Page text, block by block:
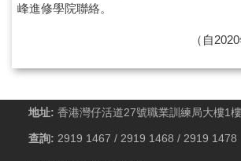
峰進修學院聯絡。
（自
地址: 香港灣仔活道27號職業訓練局大樓1樓
查詢: 2919 1467 / 2919 1468 / 2919 1478